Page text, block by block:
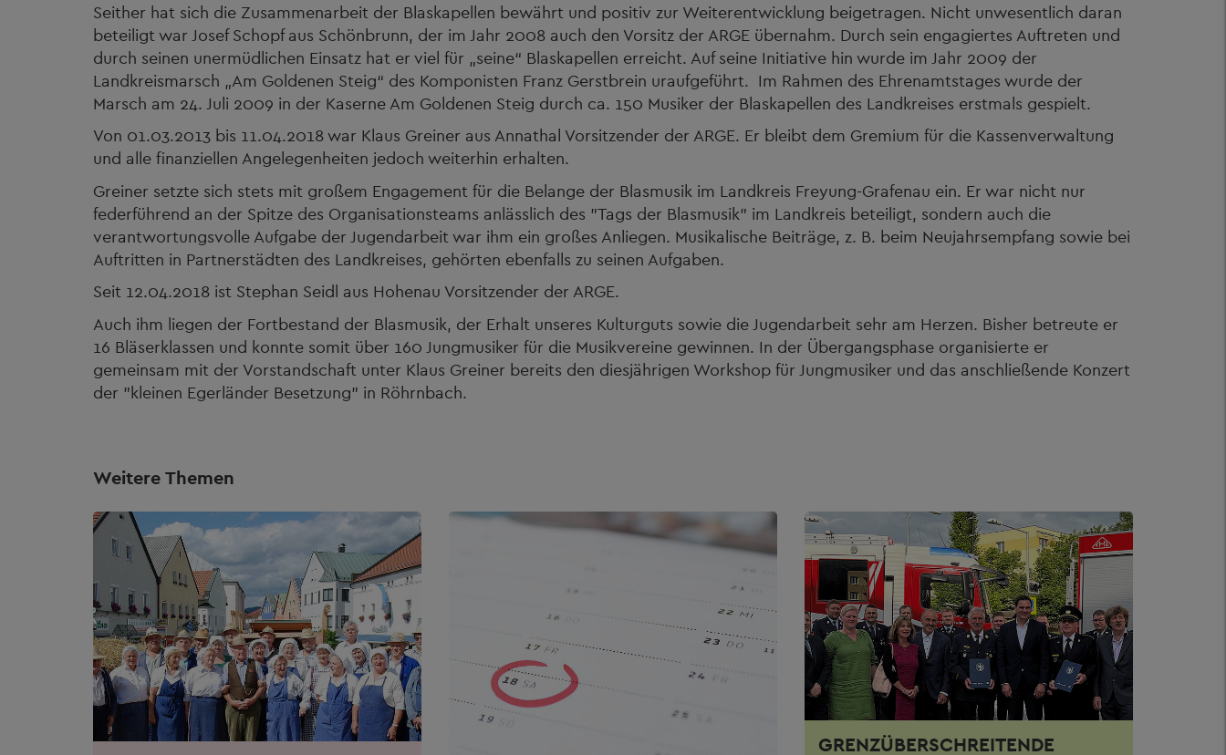
Seither hat sich die Zusammenarbeit der Blaskapellen bewährt und positiv zur Weiterentwicklung beigetragen. Nicht unwesentlich daran
beteiligt war Josef Schopf aus Schönbrunn, der im Jahr 2008 auch den Vorsitz der ARGE übernahm. Durch sein engagiertes Auftreten und
durch seinen unermüdlichen Einsatz hat er viel für „seine“ Blaskapellen erreicht. Auf seine Initiative hin wurde im Jahr 2009 der
Landkreismarsch „Am Goldenen Steig“ des Komponisten Franz Gerstbrein uraufgeführt. Im Rahmen des Ehrenamtstages wurde der
Marsch am 24. Juli 2009 in der Kaserne Am Goldenen Steig durch ca. 150 Musiker der Blaskapellen des Landkreises erstmals gespielt.
Von 01.03.2013 bis 11.04.2018 war Klaus Greiner aus Annathal Vorsitzender der ARGE. Er bleibt dem Gremium für die Kassenverwaltung
und alle finanziellen Angelegenheiten jedoch weiterhin erhalten.
Greiner setzte sich stets mit großem Engagement für die Belange der Blasmusik im Landkreis Freyung-Grafenau ein. Er war nicht nur
federführend an der Spitze des Organisationsteams anlässlich des "Tags der Blasmusik" im Landkreis beteiligt, sondern auch die
verantwortungsvolle Aufgabe der Jugendarbeit war ihm ein großes Anliegen. Musikalische Beiträge, z. B. beim Neujahrsempfang sowie bei
Auftritten in Partnerstädten des Landkreises, gehörten ebenfalls zu seinen Aufgaben.
Seit 12.04.2018 ist Stephan Seidl aus Hohenau Vorsitzender der ARGE.
Auch ihm liegen der Fortbestand der Blasmusik, der Erhalt unseres Kulturguts sowie die Jugendarbeit sehr am Herzen. Bisher betreute er
16 Bläserklassen und konnte somit über 160 Jungmusiker für die Musikvereine gewinnen. In der Übergangsphase organisierte er
gemeinsam mit der Vorstandschaft unter Klaus Greiner bereits den diesjährigen Workshop für Jungmusiker und das anschließende Konzert
der "kleinen Egerländer Besetzung" in Röhrnbach.
Weitere Themen
GRENZÜBERSCHREITENDE